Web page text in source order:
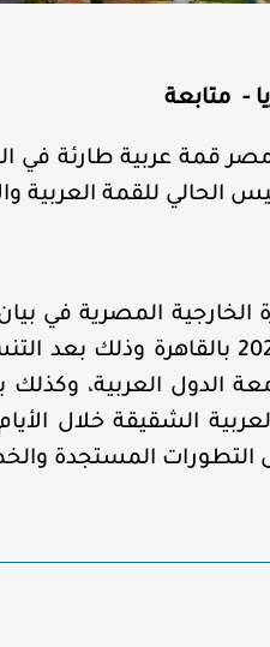
- متابعة
الحالي للقمة العربية
الخارجية المصرية في
27 فبراير 2025 بالقاهرة
الدول العربية،
الشقيقة خلال
التطورات المستجدة